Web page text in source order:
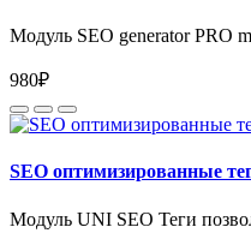
Модуль SEO generator PRO
980₽
SEO оптимизированные
Модуль UNI SEO Теги